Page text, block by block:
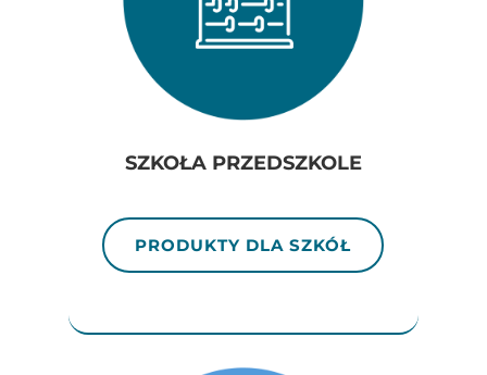
SZKOŁA PRZEDSZKOLE
PRODUKTY DLA SZKÓŁ